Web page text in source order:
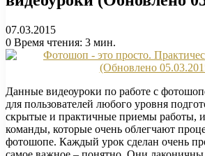
07.03.2015
0 Время чтения: 3 мин.
Данные видеоуроки по работе с
для пользователей любого уровня
скрытые и практичные приемы работы,
команды, которые очень облегчают
фотошопе. Каждый урок сделан очень